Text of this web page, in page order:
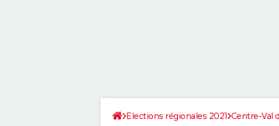
Elections régionales 2021 Centre-Val